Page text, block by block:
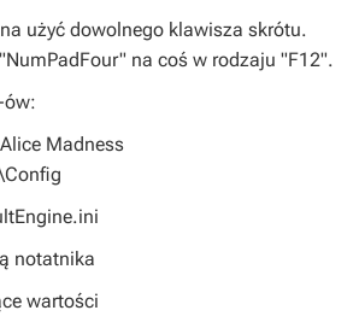
użyć dowolnego klawisza skrótu.
na coś w rodzaju "F12".
ów:
Madness
notatnika
wartości